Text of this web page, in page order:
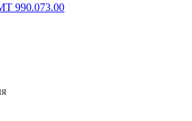
990.073.00